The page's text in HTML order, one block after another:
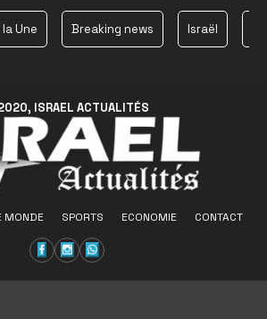
la Une Breaking news Israël
ISRAEL ACTUALITÉS
MONDE SPORTS ECONOMIE CONTACT